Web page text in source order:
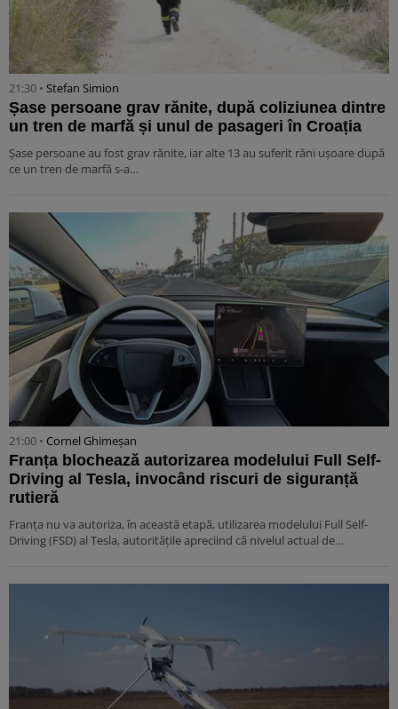
21:30 • Stefan Simion
Șase persoane grav rănite, după coliziunea dintre
un tren de marfă și unul de pasageri în Croația
Șase persoane au fost grav rănite, iar alte 13 au suferit răni ușoare după
ce un tren de marfă s-a…
21:00 • Cornel Ghimeșan
Franța blochează autorizarea modelului Full Self-
Driving al Tesla, invocând riscuri de siguranță
rutieră
Franța nu va autoriza, în această etapă, utilizarea modelului Full Self-
Driving (FSD) al Tesla, autoritățile apreciind că nivelul actual de…